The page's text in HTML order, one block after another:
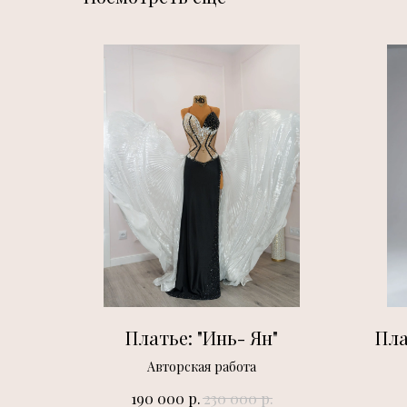
Платье: "Инь- Ян"
Авторская работа
190 000 р.230 000р.